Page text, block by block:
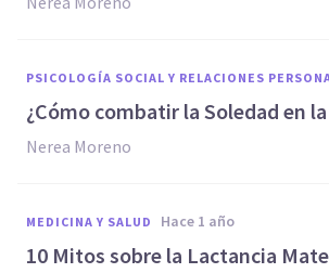
PSICOLOGÍA SOCIAL Y RELACIONES
¿Cómo combatir la Soledad en
Nerea Moreno
MEDICINA Y SALUD hace 1 año
10 Mitos sobre la Lactancia